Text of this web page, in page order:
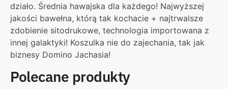
działo. Średnia hawajska dla każdego! Najwyższej
jakości bawełna, którą tak kochacie + najtrwalsze
zdobienie sitodrukowe, technologia importowana z
innej galaktyki! Koszulka nie do zajechania, tak jak
biznesy Domino Jachasia!
Polecane produkty